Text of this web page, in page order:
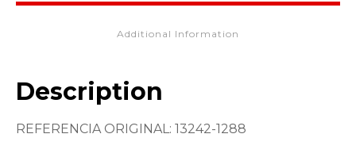
Additional Information
Description
REFERENCIA ORIGINAL: 13242-1288